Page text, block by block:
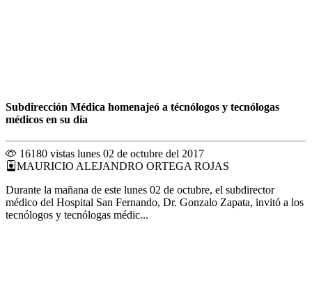
Subdirección Médica homenajeó a técnólogos y tecnólogas
médicos en su día
16180 vistas lunes 02 de octubre del 2017
MAURICIO ALEJANDRO ORTEGA ROJAS
Durante la mañana de este lunes 02 de octubre, el subdirector
médico del Hospital San Fernando, Dr. Gonzalo Zapata, invitó a los
tecnólogos y tecnólogas médic...